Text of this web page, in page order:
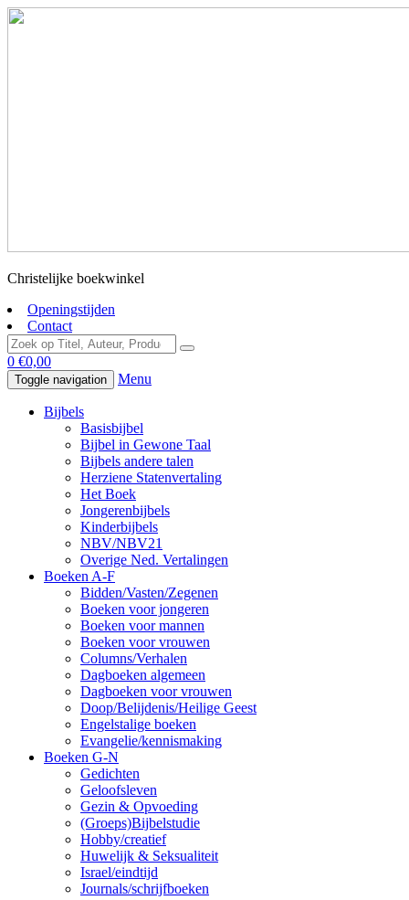
Christelijke boekwinkel
Openingstijden
Contact
0 €0,00
Toggle navigation Menu
Bijbels
Basisbijbel
Bijbel in Gewone Taal
Bijbels andere talen
Herziene Statenvertaling
Het Boek
Jongerenbijbels
Kinderbijbels
NBV/NBV21
Overige Ned. Vertalingen
Boeken A-F
Bidden/Vasten/Zegenen
Boeken voor jongeren
Boeken voor mannen
Boeken voor vrouwen
Columns/Verhalen
Dagboeken algemeen
Dagboeken voor vrouwen
Doop/Belijdenis/Heilige Geest
Engelstalige boeken
Evangelie/kennismaking
Boeken G-N
Gedichten
Geloofsleven
Gezin & Opvoeding
(Groeps)Bijbelstudie
Hobby/creatief
Huwelijk & Seksualiteit
Israel/eindtijd
Journals/schrijfboeken